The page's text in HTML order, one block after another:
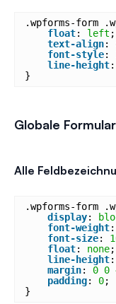
.wpforms-form
float: left ;
text-align:
font-style:
line-height:
}
Globale
Alle
.wpforms-form
display:
font-weight:
font-size:
float: none;
line-height:
margin: 0 0
padding: 0;
}